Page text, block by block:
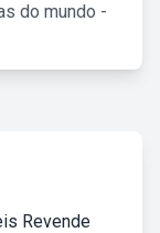
do mundo -
Revende